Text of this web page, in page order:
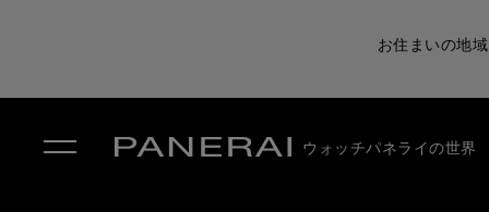
お住まいの地
ウォッチパネライの世界